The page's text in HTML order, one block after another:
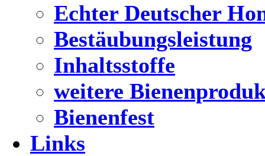
Echter Deutscher
Bestäubungsleistung
Inhaltsstoffe
weitere
Bienenfest
Links